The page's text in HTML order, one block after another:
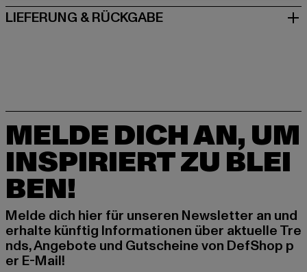
LIEFERUNG & RÜCKGABE
MELDE DICH AN, UM
INSPIRIERT ZU BLEI
BEN!
Melde dich hier für unseren Newsletter an und
erhalte künftig Informationen über aktuelle Tre
nds, Angebote und Gutscheine von DefShop p
er E-Mail!